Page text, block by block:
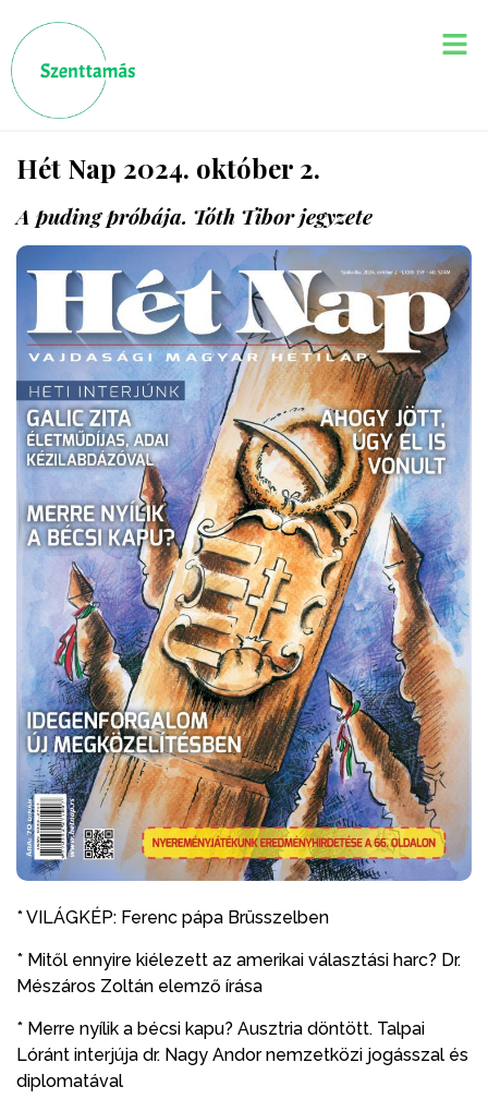
Hét Nap 2024. október 2.
A puding próbája. Tóth Tibor jegyzete
* VILÁGKÉP: Ferenc pápa Brüsszelben
* Mitől ennyire kiélezett az amerikai választási harc? Dr.
Mészáros Zoltán elemző írása
* Merre nyílik a bécsi kapu? Ausztria döntött. Talpai
Lóránt interjúja dr. Nagy Andor nemzetközi jogásszal és
diplomatával